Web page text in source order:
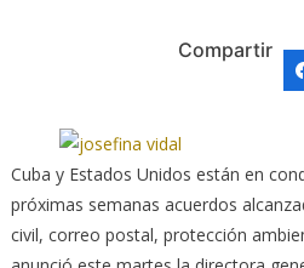
Compartir
Cuba y Estados Unidos están en
próximas semanas acuerdos
civil, correo postal, protección